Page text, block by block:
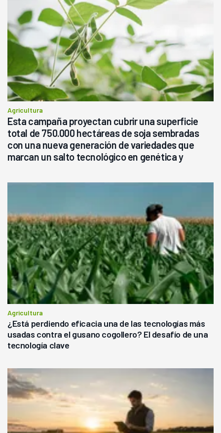
Agricultura
Esta campaña proyectan cubrir una superficie
total de 750.000 hectáreas de soja sembradas
con una nueva generación de variedades que
marcan un salto tecnológico en genética y
Agricultura
¿Está perdiendo eficacia una de las tecnologías más
usadas contra el gusano cogollero? El desafío de una
tecnología clave